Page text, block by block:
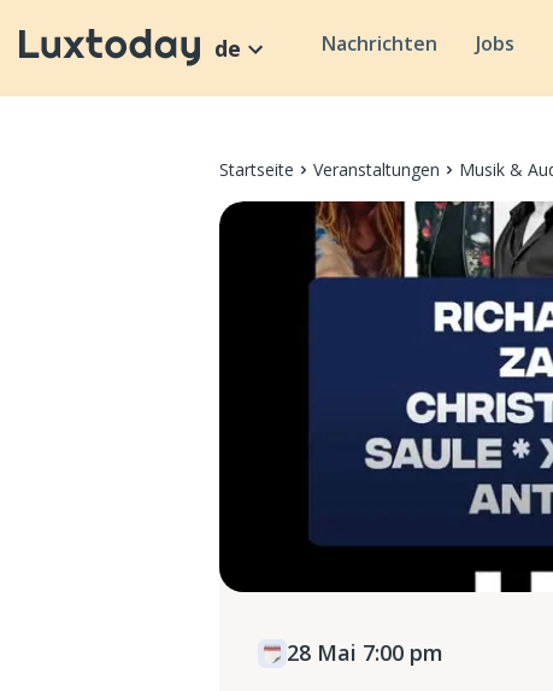
de Nachrichten Jobs
Startseite Veranstaltungen Musik &
28 Mai 7:00 pm